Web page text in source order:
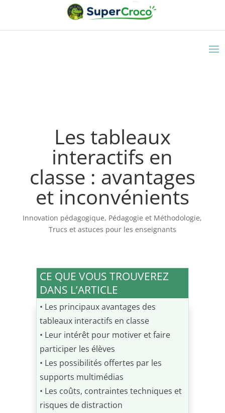
Les tableaux
interactifs en
classe : avantages
et inconvénients
Innovation pédagogique, Pédagogie et Méthodologie,
Trucs et astuces pour les enseignants
CE QUE VOUS TROUVEREZ
DANS L’ARTICLE
• Les principaux avantages des
tableaux interactifs en classe
• Leur intérêt pour motiver et faire
participer les élèves
• Les possibilités offertes par les
supports multimédias
• Les coûts, contraintes techniques et
risques de distraction